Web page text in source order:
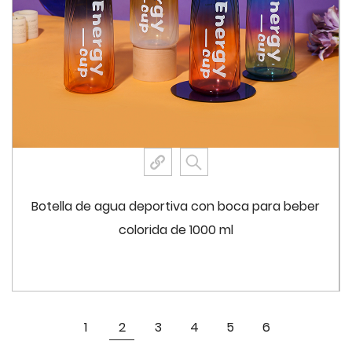
ser fácil de operar con una sola mano, adecuada
para quienes están en movimiento. La botella
también presenta un diseño a prueba de fugas, lo
que garantiza que sus bebidas permanezcan seguras
diseñado pensando en la portabilidad. Su tamaño
fácil de transportar, ya sea que vaya al gimnasio, a la
oficina o de excursión. Además, la botella es
Botella de agua deportiva con boca para beber
colorida de 1000 ml
1
2 3 4 5 6